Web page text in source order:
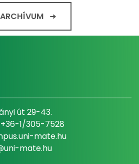
ARCHÍVUM
út 29-43.
1/305-7528
mate.hu
mate.hu